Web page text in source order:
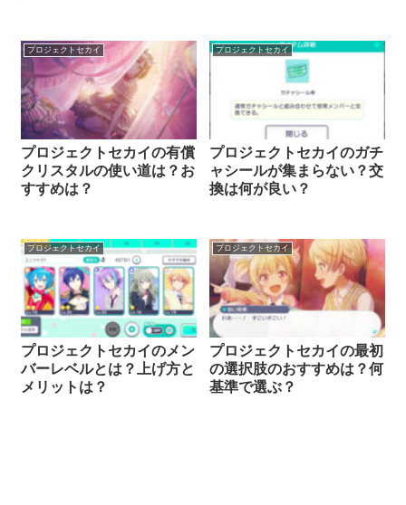
プロジェクトセカイ
プロジェクトセカイの有償
クリスタルの使い道は？お
すすめは？
プロジェクトセカイ
プロジェクトセカイのガチ
ャシールが集まらない？交
換は何が良い？
プロジェクトセカイ
プロジェクトセカイのメン
バーレベルとは？上げ方と
メリットは？
プロジェクトセカイ
プロジェクトセカイの最初
の選択肢のおすすめは？何
基準で選ぶ？